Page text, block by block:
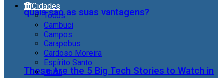
quais são as suas vantagens?
These Are the 5 Big Tech Stories to Watch in
Cidades
Todos
Cambuci
Campos
Carapebus
Cardoso Moreira
Espírito Santo
Italva